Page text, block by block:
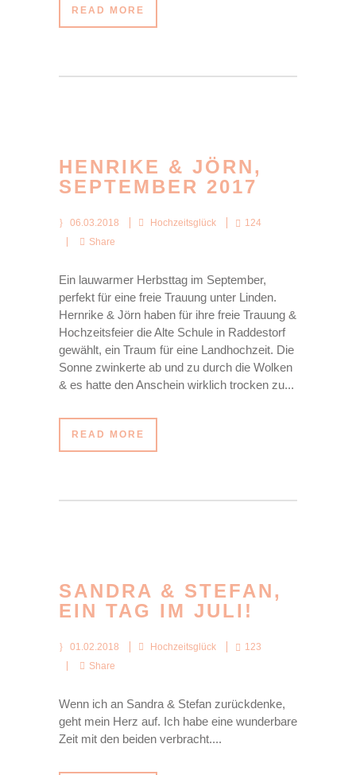
READ MORE
HENRIKE & JÖRN,
SEPTEMBER 2017
06.03.2018 Hochzeitsglück
124
Share
Ein lauwarmer Herbsttag im September,
perfekt für eine freie Trauung unter Linden.
Hernrike & Jörn haben für ihre freie Trauung &
Hochzeitsfeier die Alte Schule in Raddestorf
gewählt, ein Traum für eine Landhochzeit. Die
Sonne zwinkerte ab und zu durch die Wolken
& es hatte den Anschein wirklich trocken zu...
READ MORE
SANDRA & STEFAN,
EIN TAG IM JULI!
01.02.2018 Hochzeitsglück
123
Share
Wenn ich an Sandra & Stefan zurückdenke,
geht mein Herz auf. Ich habe eine wunderbare
Zeit mit den beiden verbracht....